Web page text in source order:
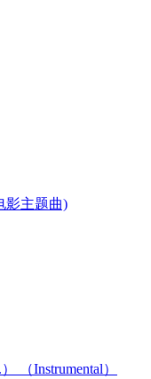
影主题曲)
（Instrumental）